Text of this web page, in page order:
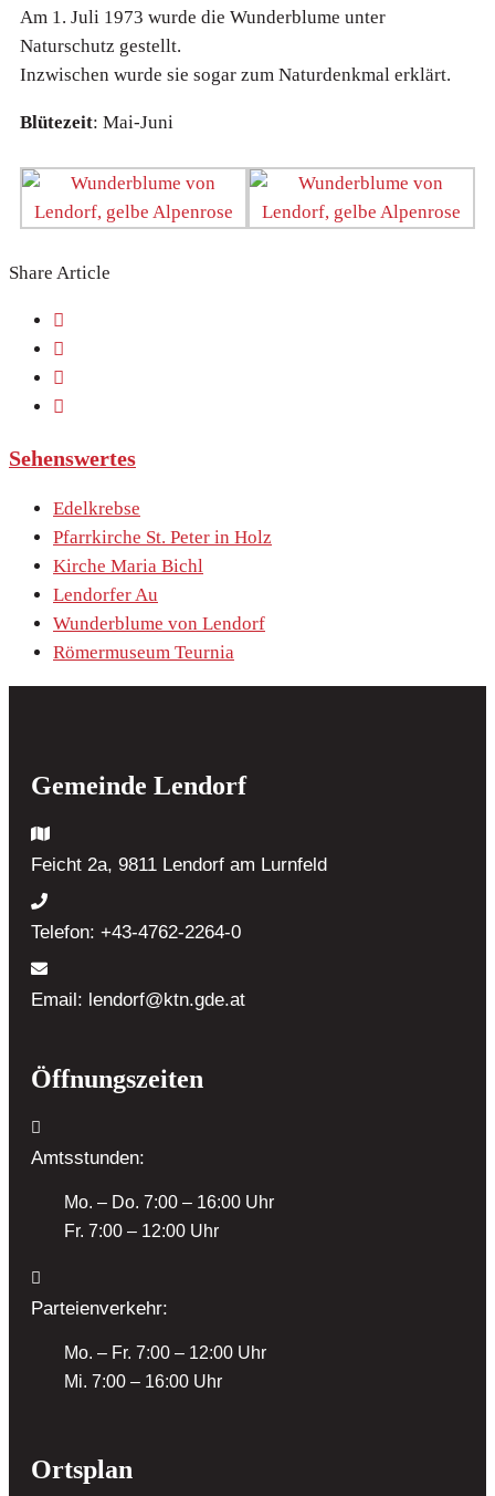
Am 1. Juli 1973 wurde die Wunderblume unter
Naturschutz gestellt.
Inzwischen wurde sie sogar zum Naturdenkmal erklärt.
Blütezeit: Mai-Juni
Share Article
Sehenswertes
Edelkrebse
Pfarrkirche St. Peter in Holz
Kirche Maria Bichl
Lendorfer Au
Wunderblume von Lendorf
Römermuseum Teurnia
Gemeinde Lendorf
Feicht 2a, 9811 Lendorf am Lurnfeld
Telefon: +43-4762-2264-0
Email: lendorf@ktn.gde.at
Öffnungszeiten
Amtsstunden:
Mo. – Do. 7:00 – 16:00 Uhr
Fr. 7:00 – 12:00 Uhr
Parteienverkehr:
Mo. – Fr. 7:00 – 12:00 Uhr
Mi. 7:00 – 16:00 Uhr
Ortsplan